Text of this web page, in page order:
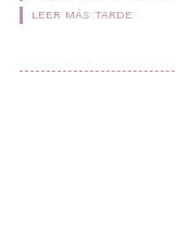
LEER MÁS TARDE